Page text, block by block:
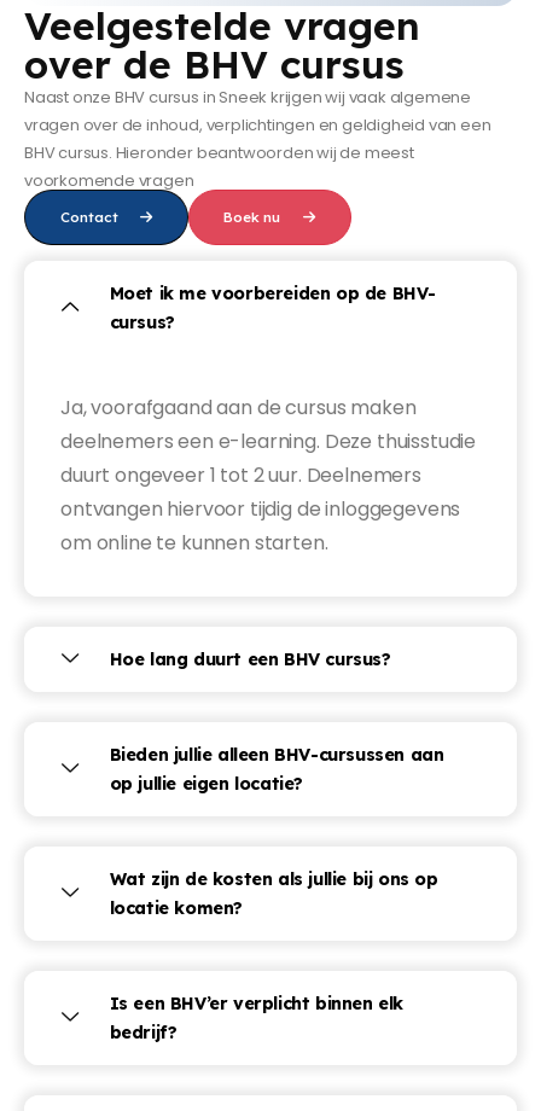
Veelgestelde vragen
over de BHV cursus
Naast onze BHV cursus in Sneek krijgen wij vaak algemene
vragen over de inhoud, verplichtingen en geldigheid van een
BHV cursus. Hieronder beantwoorden wij de meest
voorkomende vragen
Contact Boek nu
Moet ik me voorbereiden op de BHV-
cursus?
Ja, voorafgaand aan de cursus maken
deelnemers een e-learning. Deze thuisstudie
duurt ongeveer 1 tot 2 uur. Deelnemers
ontvangen hiervoor tijdig de inloggegevens
om online te kunnen starten.
Hoe lang duurt een BHV cursus?
Bieden jullie alleen BHV-cursussen aan
op jullie eigen locatie?
Wat zijn de kosten als jullie bij ons op
locatie komen?
Is een BHV’er verplicht binnen elk
bedrijf?